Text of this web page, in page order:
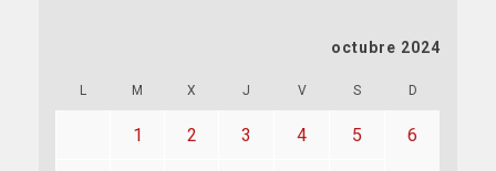
octubre 2024
L M X J V S D
1 2 3 4 5 6